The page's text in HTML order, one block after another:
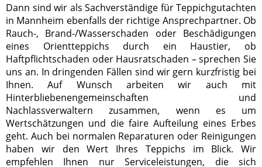
Dann sind wir als Sachverständige für Teppichgutachten
in Mannheim ebenfalls der richtige Ansprechpartner. Ob
Rauch-, Brand-/Wasserschaden oder Beschädigungen
eines Orientteppichs durch ein Haustier, ob
Haftpflichtschaden oder Hausratschaden – sprechen Sie
uns an. In dringenden Fällen sind wir gern kurzfristig bei
Ihnen. Auf Wunsch arbeiten wir auch mit
Hinterbliebenengemeinschaften und
Nachlassverwaltern zusammen, wenn es um
Wertschätzungen und die faire Aufteilung eines Erbes
geht. Auch bei normalen Reparaturen oder Reinigungen
haben wir den Wert Ihres Teppichs im Blick. Wir
empfehlen Ihnen nur Serviceleistungen, die sich